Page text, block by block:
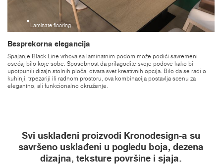
Laminate flooring
Besprekorna elegancija
Spajanje Black Line vrhova sa laminatnim podom može podići savremeni
osećaj bilo koje sobe. Sposobnost da prilagodite svoje podove kako bi
upotpunili dizajn stolnih ploča, otvara svet kreativnih opcija. Bilo da se radi o
kuhinji, trpezariji ili radnom prostoru, ova kombinacija postavlja scenu za
elegantno, ali funkcionalno okruženje.
Svi usklađeni proizvodi Kronodesign-a su
savršeno usklađeni u pogledu boja, dezena
dizajna, teksture površine i sjaja.